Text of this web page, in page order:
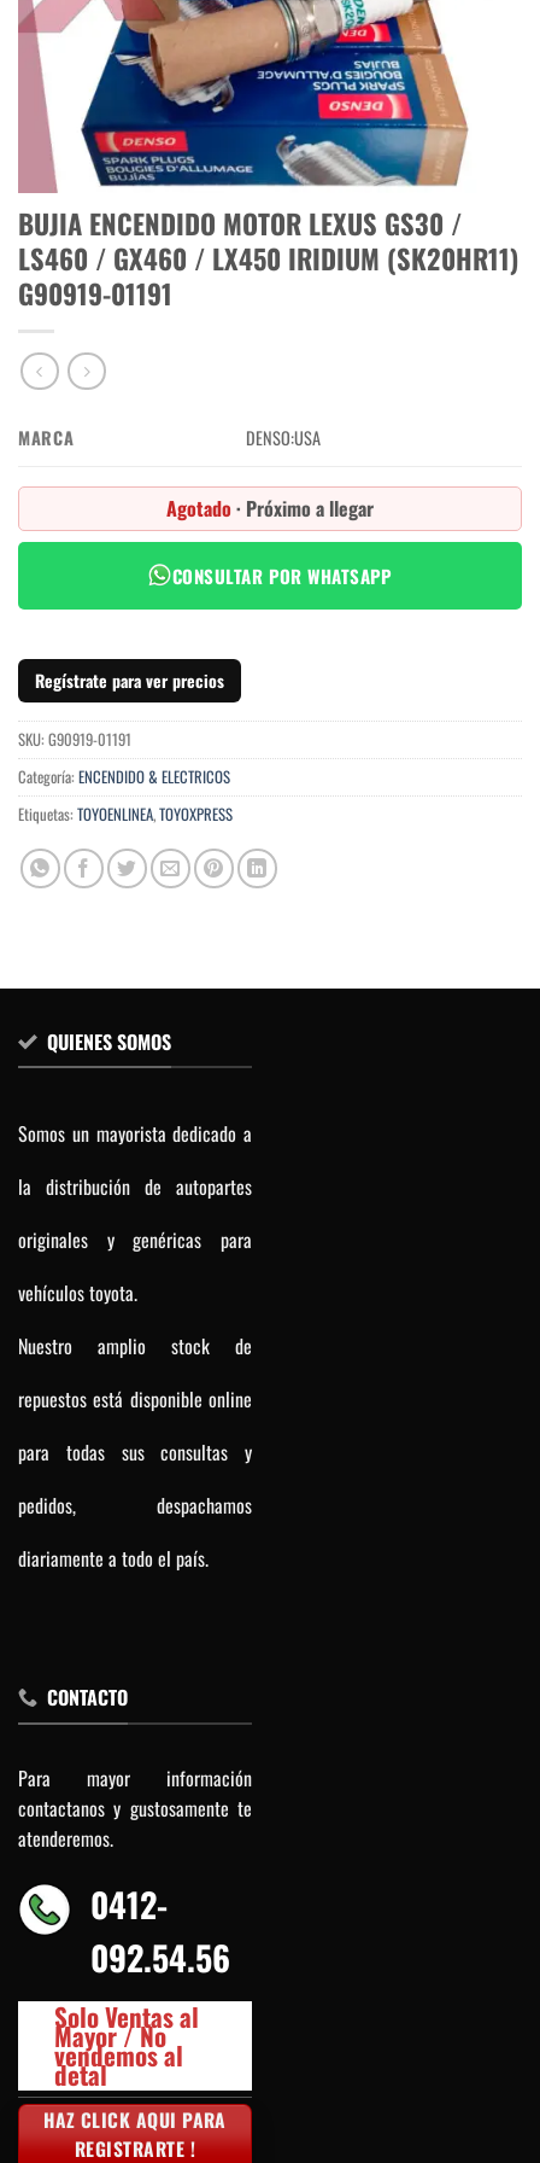
BUJIA ENCENDIDO MOTOR LEXUS GS30 /
LS460 / GX460 / LX450 IRIDIUM (SK20HR11)
G90919-01191
MARCA DENSO:USA
Agotado · Próximo a llegar
CONSULTAR POR WHATSAPP
Regístrate para ver precios
SKU: G90919-01191
Categoría: ENCENDIDO & ELECTRICOS
Etiquetas: TOYOENLINEA,TOYOXPRESS
QUIENES SOMOS
Somos un mayorista dedicado a
la distribución de autopartes
originales y genéricas para
vehículos toyota.
Nuestro amplio stock de
repuestos está disponible online
para todas sus consultas y
pedidos, despachamos
diariamente a todo el país.
CONTACTO
Para mayor información
contactanos y gustosamente te
atenderemos.
0412-
092.54.56
Solo Ventas al
Mayor / No
vendemos al
detal
HAZ CLICK AQUI PARA
REGISTRARTE !